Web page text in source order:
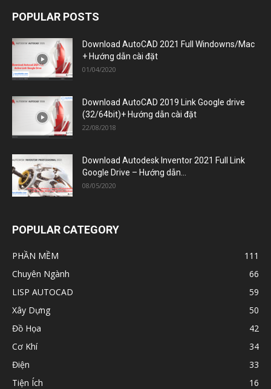
POPULAR POSTS
Download AutoCAD 2021 Full Windowns/Mac
+ Hướng dẫn cài đặt
01/04/2020
Download AutoCAD 2019 Link Google drive
(32/64bit)+ Hướng dẫn cài đặt
22/08/2018
Download Autodesk Inventor 2021 Full Link
Google Drive – Hướng dẫn...
08/05/2020
POPULAR CATEGORY
PHẦN MỀM
111
Chuyên Ngành
66
LISP AUTOCAD
59
Xây Dựng
50
Đồ Họa
42
Cơ Khí
34
Điện
33
Tiện Ích
16